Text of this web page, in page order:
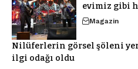
evimiz gibi
Magazin
Nilüferlerin görsel şöleni
ilgi odağı oldu